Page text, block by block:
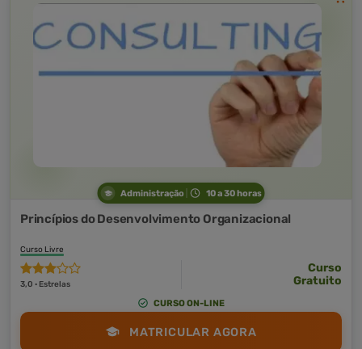
Administração 10 a 30 horas
Princípios do Desenvolvimento Organizacional
Curso Livre
3,0 · Estrelas
Curso
Gratuito
CURSO ON-LINE
MATRICULAR AGORA